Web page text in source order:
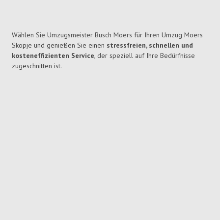
Wählen Sie Umzugsmeister Busch Moers für Ihren Umzug Moers
Skopje und genießen Sie einen stressfreien, schnellen und
kosteneffizienten Service, der speziell auf Ihre Bedürfnisse
zugeschnitten ist.